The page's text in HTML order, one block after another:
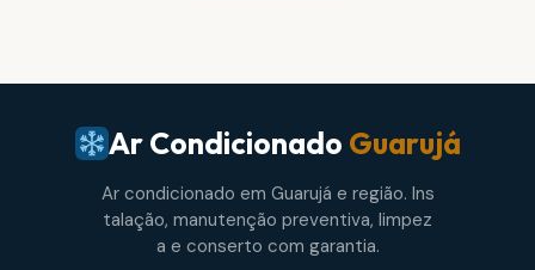
Ar Condicionado Guarujá
Ar condicionado em Guarujá e região. Ins
talação, manutenção preventiva, limpez
a e conserto com garantia.